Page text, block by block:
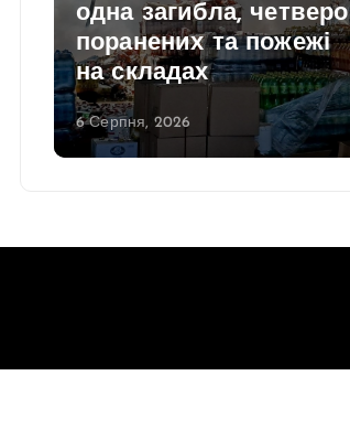
одна загибла, четверо
поранених та пожежі
на складах
6 Серпня, 2026